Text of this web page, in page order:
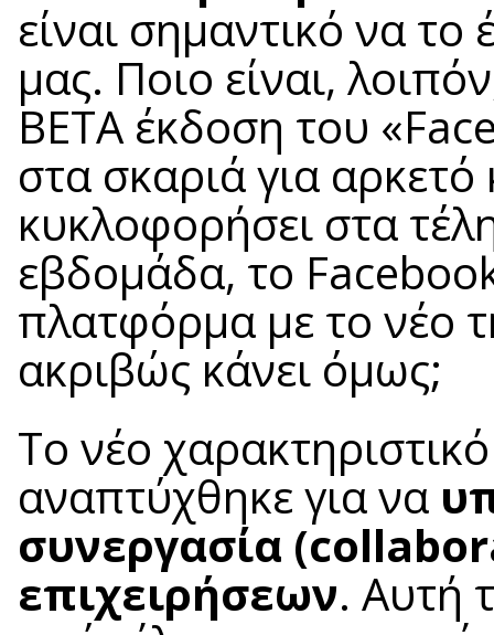
είναι σημαντικό να
μας. Ποιο είναι,
BETA έκδοση του
στα σκαριά για
κυκλοφορήσει στα
εβδομάδα, το
πλατφόρμα με το νέο
ακριβώς κάνει όμως;
Το νέο
αναπτύχθηκε για να
συνεργασία
επιχειρήσεων. Αυτή